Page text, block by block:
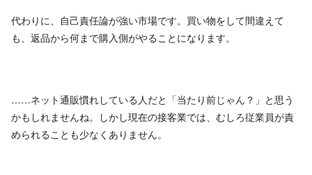
代わりに、自己責任論が強い市場です。買い物をして間違えて
も、返品から何まで購入側がやることになります。
……ネット通販慣れしている人だと「当たり前じゃん？」と思う
かもしれませんね。しかし現在の接客業では、むしろ従業員が責
められることも少なくありません。